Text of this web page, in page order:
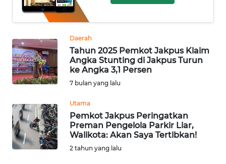
Daerah
Tahun 2025 Pemkot Jakpus Klaim
Angka Stunting di Jakpus Turun
ke Angka 3,1 Persen
7 bulan yang lalu
Utama
Pemkot Jakpus Peringatkan
Preman Pengelola Parkir Liar,
Walikota: Akan Saya Tertibkan!
2 tahun yang lalu
SERBA-
SERBI
OPINI
Informasi
INDEKS
BERITA
KONTAK
KAMI